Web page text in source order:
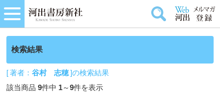
検索結果
[ 著者：谷村 志穂]の検索結果
該当商品9件中 1～9件を表示